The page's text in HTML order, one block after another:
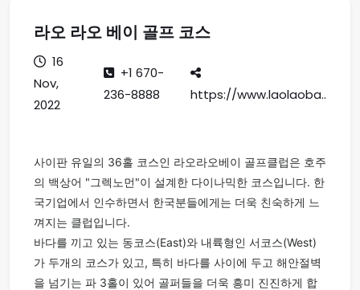
라오 라오 베이 골프 코스
16
Nov,
2022
+1 670-
236-8888
https://www.laolaoba..
사이판 유일의 36홀 코스인 라오라오베이 골프클럽은 호주
의 백상어 "그렉노먼"이 설계한 다이나믹한 코스입니다. 한
국기업에서 인수하면서 한국분들에게는 더욱 친숙하게 느
껴지는 클럽입니다.
바다를 끼고 있는 동코스(East)와 내륙형인 서코스(West)
가 두개의 코스가 있고, 특히 바다를 사이에 두고 해안절벽
을 넘기는 파 3홀이 있어 골퍼들을 더욱 흥미 진진하게 합